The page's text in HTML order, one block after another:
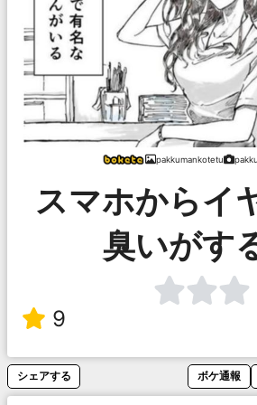
pakkumankotetu
スマホからイ
臭いがす
9
シェアする ボケ通報